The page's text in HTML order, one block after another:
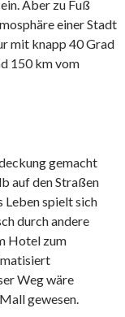
Aber zu Fuß
einer Stadt
mit knapp 40 Grad
150 km vom
gemacht
auf den Straßen
Leben spielt sich
durch andere
Hotel zum
Weg wäre
gewesen.